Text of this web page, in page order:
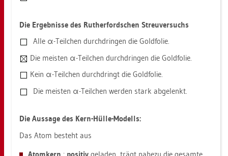
Die Er­geb­nis­se des Ru­t­her­ford­schen Streu­ver­suchs
Alle α-Teil­chen durch­drin­gen die Gold­fo­lie.
Die meis­ten α-Teil­chen durch­drin­gen die Gold­fo­lie.
Kein α-Teil­chen durch­dringt die Gold­fo­lie.
Die meis­ten α-Teil­chen wer­den stark ab­ge­lenkt.
Die Aus­sa­ge des Kern-Hülle-Mo­dells:
Das Atom be­steht aus